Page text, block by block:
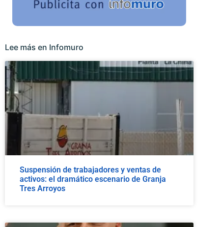
Lee más en Infomuro
Suspensión de trabajadores y ventas de
activos: el dramático escenario de Granja
Tres Arroyos